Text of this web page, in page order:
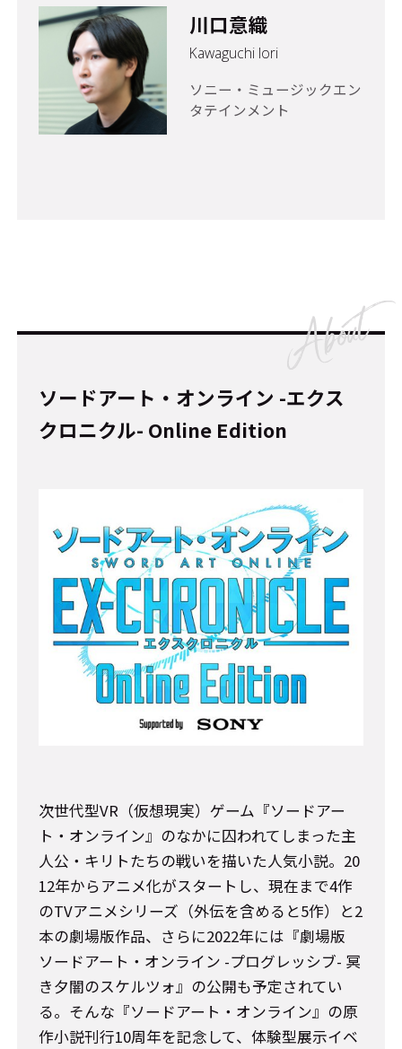
川口意織
Kawaguchi Iori
ソニー・ミュージックエン
タテインメント
ソードアート・オンライン -エクス
クロニクル- Online Edition
次世代型VR（仮想現実）ゲーム『ソードアー
ト・オンライン』のなかに囚われてしまった主
人公・キリトたちの戦いを描いた人気小説。20
12年からアニメ化がスタートし、現在まで4作
のTVアニメシリーズ（外伝を含めると5作）と2
本の劇場版作品、さらに2022年には『劇場版
ソードアート・オンライン -プログレッシブ- 冥
き夕闇のスケルツォ』の公開も予定されてい
る。そんな『ソードアート・オンライン』の原
作小説刊行10周年を記念して、体験型展示イベ